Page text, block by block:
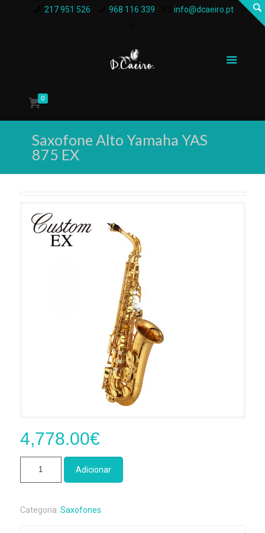
217 951 526 968 116 339 info@dcaeiro.pt
0
Saxofone Alto Yamaha YAS
875 EX
4,778.00€
Yamaha
Adicionar
Categoria: Saxofones